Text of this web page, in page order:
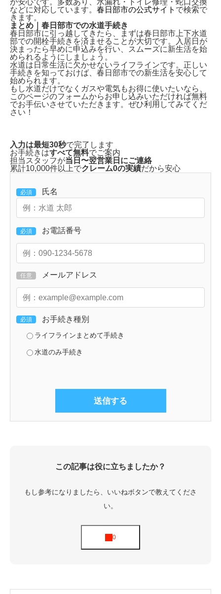
が安心です。多数あり、水漏れ・トイレ修理・蛇口交換
などに対応しています。 春日部市の公式サイト で検索で
きます。
まとめ｜春日部市での水道手続き
春日部市に引っ越してきたら、まずは春日部市上下水道
部での開栓手続き を済ませることが大切です。入居日が
決まったら早めに申込みを行い、スムーズに新生活を始
められるようにしましょう。
水道は日常生活に欠かせないライフラインです。正しい
手続きを知っておけば、春日部市での新生活を安心して
始められます。
もし水道だけでなくガスや電気もお得に使いたいなら、
このページのフォームからお申し込みいただければ無料
でお手伝いさせていただきます。ぜひ利用してみてくだ
さい！
入力は最短30秒で完了します
お手続きはすべて無料でご案内
担当スタッフが当日〜翌営業日にご連絡
累計10,000件以上でクレーム0の実績だから安心
必須 氏名
必須 お電話番号
任意 メールアドレス
必須 お手続き種別
ライフラインまとめて手続き
水道のみ手続き
この記事は役に立ちましたか？
もし参考になりましたら、いいねボタンで教えてくださ
い。